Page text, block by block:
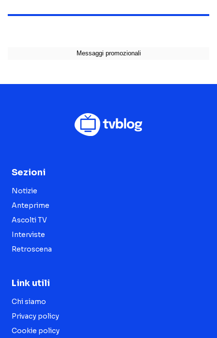
Sezioni
Notizie
Anteprime
Ascolti TV
Interviste
Retroscena
Link utili
Chi siamo
Privacy policy
Cookie policy